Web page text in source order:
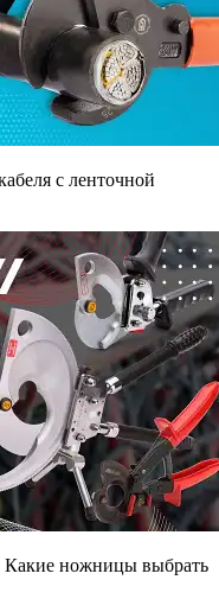
с ленточной
ножницы выбрать